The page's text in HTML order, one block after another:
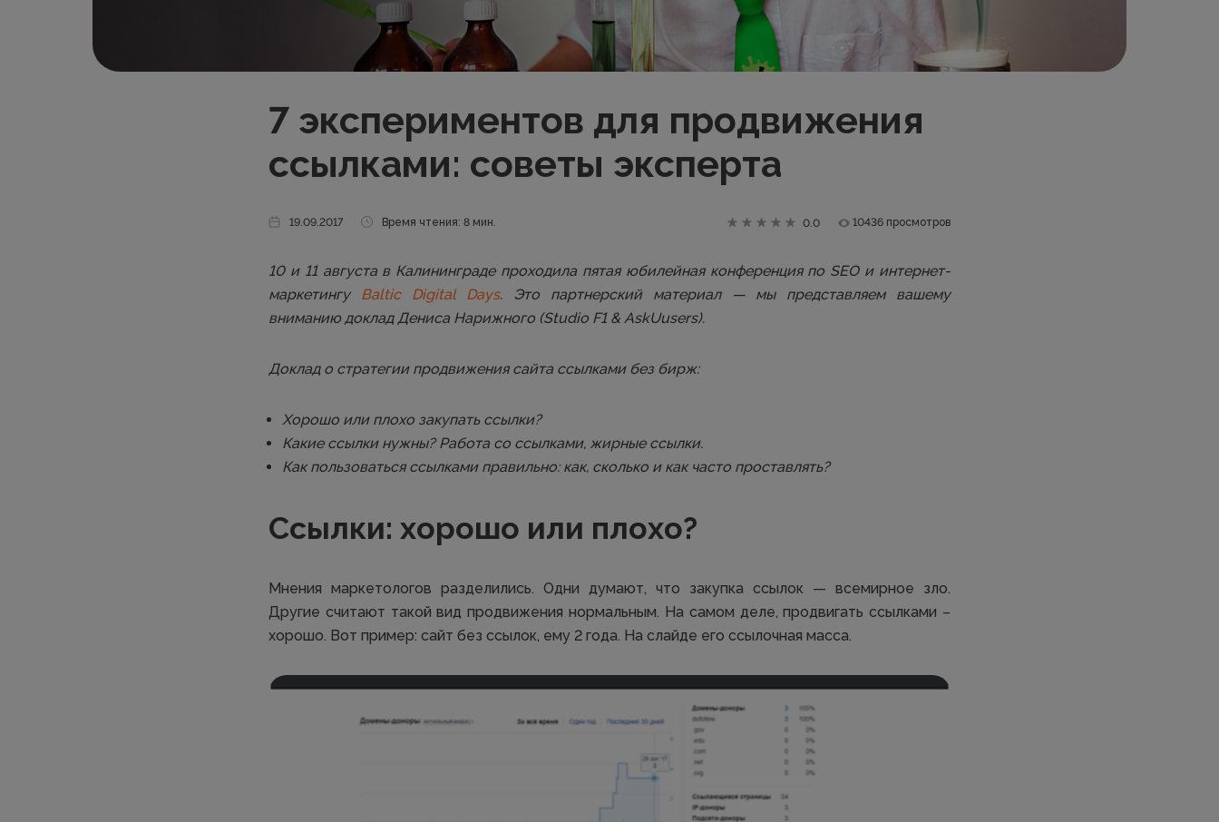
7 экспериментов для продвижения
ссылками: советы эксперта
19.09.2017 Время чтения: 8 мин. 0.0 10436 просмотров
10 и 11 августа в Калининграде проходила пятая юбилейная конференция по SEO и интернет-
маркетингу Baltic Digital Days. Это партнерский материал — мы представляем вашему
вниманию доклад Дениса Нарижного (Studio F1 & AskUusers).
Доклад о стратегии продвижения сайта ссылками без бирж:
Хорошо или плохо закупать ссылки?
Какие ссылки нужны? Работа со ссылками, жирные ссылки.
Как пользоваться ссылками правильно: как, сколько и как часто проставлять?
Ссылки: хорошо или плохо?
Мнения маркетологов разделились. Одни думают, что закупка ссылок — всемирное зло.
Другие считают такой вид продвижения нормальным. На самом деле, продвигать ссылками –
хорошо. Вот пример: сайт без ссылок, ему 2 года. На слайде его ссылочная масса.